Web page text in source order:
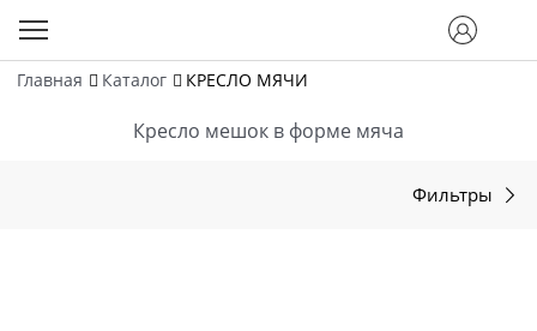
Главная Каталог КРЕСЛО МЯЧИ
Кресло мешок в форме мяча
Фильтры